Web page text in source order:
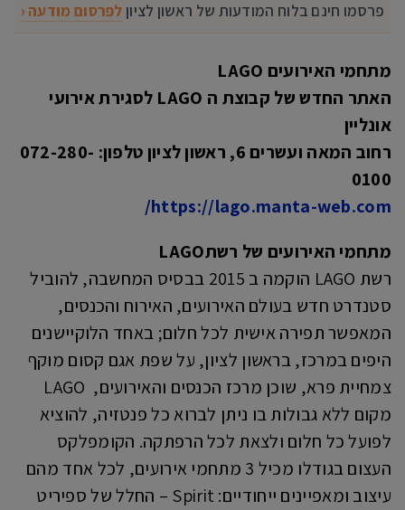
פרסמו חינם בלוח המודעות של ראשון לציון לפרסום מודעה ‹
מתחמי האירועים LAGO
האתר החדש של קבוצת ה LAGO לסגירת אירועי
אונליין
רחוב המאה ועשרים 6, ראשון לציון טלפון: 072-280-
0100
https://lago.manta-web.com/
מתחמי האירועים של רשתLAGO
רשת LAGO הוקמה ב 2015 בבסיס המחשבה, להוביל
סטנדרט חדש בעולם האירועים, האירוח והכנסים,
המאפשר תפירה אישית לכל חלום; באחד הלוקיישנים
היפים במרכז, בראשון לציון, על שפת אגם קסום מוקף
צמחיית פרא, שוכן מרכז הכנסים והאירועים, LAGO
מקום ללא גבולות בו ניתן לברוא כל פנטזיה, להוציא
לפועל כל חלום ולצאת לכל הרפתקה. הקומפלקס
העצום בגודלו מכיל 3 מתחמי אירועים, לכל אחד מהם
עיצוב ומאפיינים ייחודיים: Spirit – החלל של ספיריט